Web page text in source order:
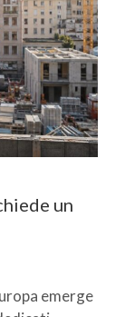
un
emerge